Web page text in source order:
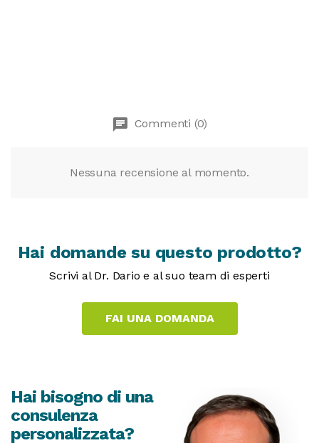
chat Commenti (0)
Nessuna recensione al momento.
Hai domande su questo prodotto?
Scrivi al Dr. Dario e al suo team di esperti
Hai bisogno di una
consulenza
personalizzata?